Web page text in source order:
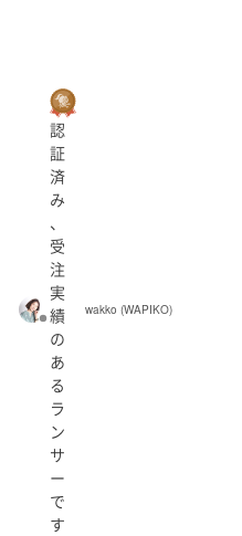
認
証
済
み
、
受
注
実
績
の
あ
る
ラ
ン
サ
ー
で
す
wakko (WAPIKO)